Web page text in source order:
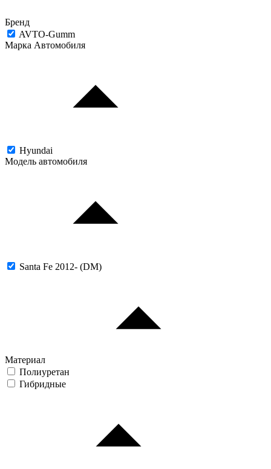
Бренд
AVTO-Gumm
Марка Автомобиля
Hyundai
Модель автомобиля
Santa Fe 2012- (DM)
Материал
Полиуретан
Гибридные